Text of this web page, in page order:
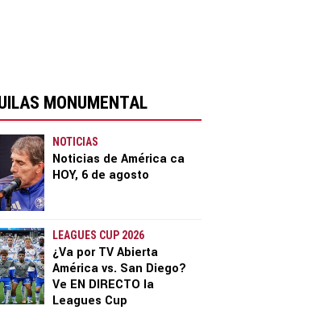
MONUMENTAL
NOTICIAS
Noticias de América ca
HOY, 6 de agosto
LEAGUES CUP 2026
¿Va por TV Abierta
América vs. San Diego?
Ve EN DIRECTO la
Leagues Cup